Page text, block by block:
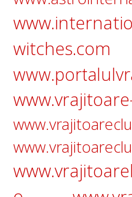
witches.com